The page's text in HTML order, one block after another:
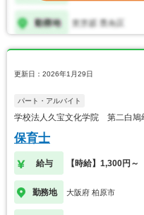
更新日：2026年1月29日
パート・アルバイト
学校法人久宝文化学院 第二白鳩
保育士
給与 【時給】1,300円～
勤務地 大阪府 柏原市